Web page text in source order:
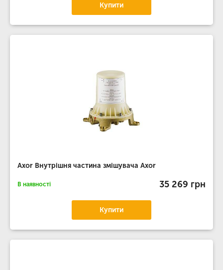
Купити
Axor Внутрішня частина змішувача Axor
В наявності 35 269 грн
Купити